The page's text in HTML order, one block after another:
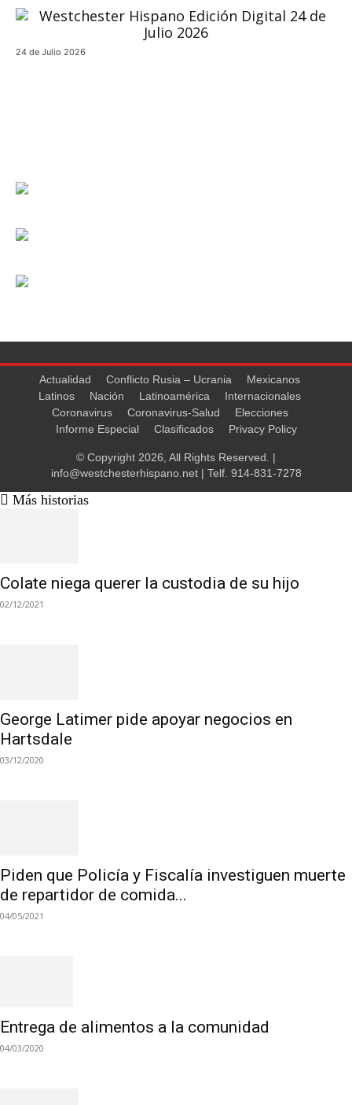
24 de Julio 2026
Actualidad Conflicto Rusia – Ucrania
Mexicanos
Latinos
Nación Latinoamérica
Internacionales
Coronavirus
Coronavirus-Salud
Elecciones
Informe Especial
Clasificados Privacy Policy
© Copyright 2026, All Rights Reserved. |
info@westchesterhispano.net| Telf. 914-831-7278
Más historias
Colate niega querer la custodia de su hijo
02/12/2021
George Latimer pide apoyar negocios en
Hartsdale
03/12/2020
Piden que Policía y Fiscalía investiguen muerte
de repartidor de comida...
04/05/2021
Entrega de alimentos a la comunidad
04/03/2020